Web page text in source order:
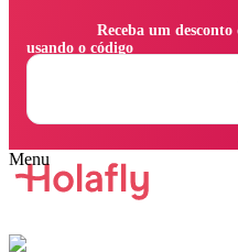
usando o código